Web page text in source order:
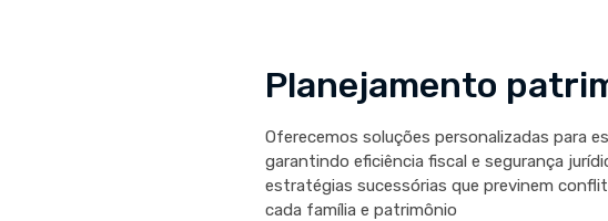
Planejamento
Oferecemos soluções personalizadas para
garantindo eficiência fiscal e segurança
estratégias sucessórias que previnem
cada família e patrimônio